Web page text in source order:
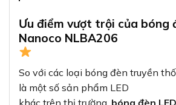
Ưu điểm vượt trội của bóng
Nanoco NLBA206
So với các loại bóng đèn truyền
là một số sản phẩm LED